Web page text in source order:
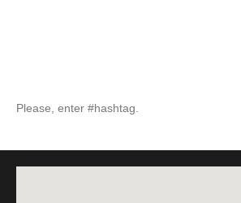
Please, enter #hashtag.